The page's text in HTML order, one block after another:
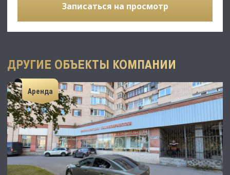
Записаться на просмотр
ДРУГИЕ ОБЪЕКТЫ КОМПАНИИ
Аренда